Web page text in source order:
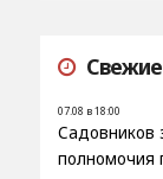
07.08 в 18:00
Садовников
полномочия